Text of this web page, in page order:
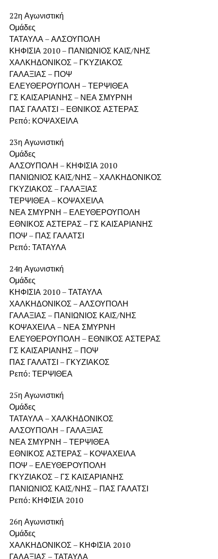
22η Αγωνιστική
Ομάδες
ΤΑΤΑΥΛΑ – ΑΛΣΟΥΠΟΛΗ
ΚΗΦΙΣΙΑ 2010 – ΠΑΝΙΩΝΙΟΣ ΚΑΙΣ/ΝΗΣ
ΧΑΛΚΗΔΟΝΙΚΟΣ – ΓΚΥΖΙΑΚΟΣ
ΓΑΛΑΞΙΑΣ – ΠΟΨ
ΕΛΕΥΘΕΡΟΥΠΟΛΗ – ΤΕΡΨΙΘΕΑ
ΓΣ ΚΑΙΣΑΡΙΑΝΗΣ – ΝΕΑ ΣΜΥΡΝΗ
ΠΑΣ ΓΑΛΑΤΣΙ – ΕΘΝΙΚΟΣ ΑΣΤΕΡΑΣ
Ρεπό: ΚΟΨΑΧΕΙΛΑ
23η Αγωνιστική
Ομάδες
ΑΛΣΟΥΠΟΛΗ – ΚΗΦΙΣΙΑ 2010
ΠΑΝΙΩΝΙΟΣ ΚΑΙΣ/ΝΗΣ – ΧΑΛΚΗΔΟΝΙΚΟΣ
ΓΚΥΖΙΑΚΟΣ – ΓΑΛΑΞΙΑΣ
ΤΕΡΨΙΘΕΑ – ΚΟΨΑΧΕΙΛΑ
ΝΕΑ ΣΜΥΡΝΗ – ΕΛΕΥΘΕΡΟΥΠΟΛΗ
ΕΘΝΙΚΟΣ ΑΣΤΕΡΑΣ – ΓΣ ΚΑΙΣΑΡΙΑΝΗΣ
ΠΟΨ – ΠΑΣ ΓΑΛΑΤΣΙ
Ρεπό: ΤΑΤΑΥΛΑ
24η Αγωνιστική
Ομάδες
ΚΗΦΙΣΙΑ 2010 – ΤΑΤΑΥΛΑ
ΧΑΛΚΗΔΟΝΙΚΟΣ – ΑΛΣΟΥΠΟΛΗ
ΓΑΛΑΞΙΑΣ – ΠΑΝΙΩΝΙΟΣ ΚΑΙΣ/ΝΗΣ
ΚΟΨΑΧΕΙΛΑ – ΝΕΑ ΣΜΥΡΝΗ
ΕΛΕΥΘΕΡΟΥΠΟΛΗ – ΕΘΝΙΚΟΣ ΑΣΤΕΡΑΣ
ΓΣ ΚΑΙΣΑΡΙΑΝΗΣ – ΠΟΨ
ΠΑΣ ΓΑΛΑΤΣΙ – ΓΚΥΖΙΑΚΟΣ
Ρεπό: ΤΕΡΨΙΘΕΑ
25η Αγωνιστική
Ομάδες
ΤΑΤΑΥΛΑ – ΧΑΛΚΗΔΟΝΙΚΟΣ
ΑΛΣΟΥΠΟΛΗ – ΓΑΛΑΞΙΑΣ
ΝΕΑ ΣΜΥΡΝΗ – ΤΕΡΨΙΘΕΑ
ΕΘΝΙΚΟΣ ΑΣΤΕΡΑΣ – ΚΟΨΑΧΕΙΛΑ
ΠΟΨ – ΕΛΕΥΘΕΡΟΥΠΟΛΗ
ΓΚΥΖΙΑΚΟΣ – ΓΣ ΚΑΙΣΑΡΙΑΝΗΣ
ΠΑΝΙΩΝΙΟΣ ΚΑΙΣ/ΝΗΣ – ΠΑΣ ΓΑΛΑΤΣΙ
Ρεπό: ΚΗΦΙΣΙΑ 2010
26η Αγωνιστική
Ομάδες
ΧΑΛΚΗΔΟΝΙΚΟΣ – ΚΗΦΙΣΙΑ 2010
ΓΑΛΑΞΙΑΣ – ΤΑΤΑΥΛΑ